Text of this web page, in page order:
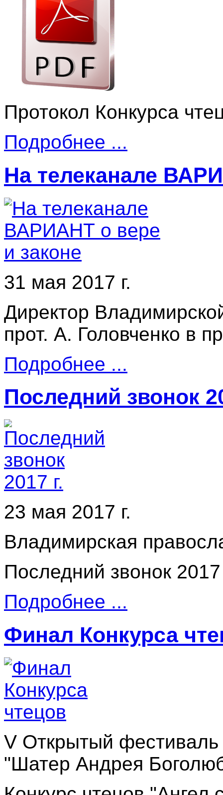
Протокол Конкурса
Подробнее ...
На телеканале
31 мая 2017 г.
Директор
прот. А. Головченко в
Подробнее ...
Последний звонок
23 мая 2017 г.
Владимирская
Последний звонок 2017
Подробнее ...
Финал Конкурса
V Открытый фестиваль
"Шатер Андрея